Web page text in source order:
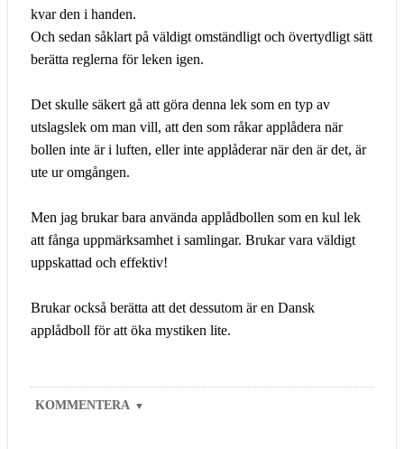
kvar den i handen.
Och sedan såklart på väldigt omständligt och övertydligt sätt
berätta reglerna för leken igen.
Det skulle säkert gå att göra denna lek som en typ av
utslagslek om man vill, att den som råkar applådera när
bollen inte är i luften, eller inte applåderar när den är det, är
ute ur omgången.
Men jag brukar bara använda applådbollen som en kul lek
att fånga uppmärksamhet i samlingar. Brukar vara väldigt
uppskattad och effektiv!
Brukar också berätta att det dessutom är en Dansk
applådboll för att öka mystiken lite.
KOMMENTERA ▼